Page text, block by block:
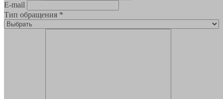
E-mail
Тип обращения *